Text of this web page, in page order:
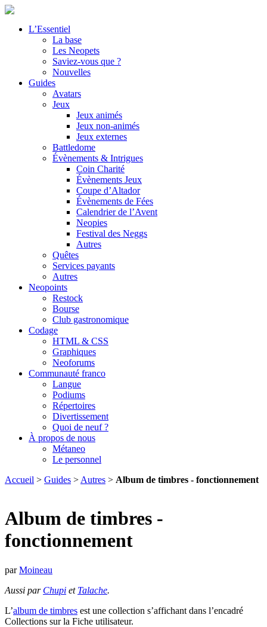
L’Essentiel
La base
Les Neopets
Saviez-vous que ?
Nouvelles
Guides
Avatars
Jeux
Jeux animés
Jeux non-animés
Jeux externes
Battledome
Évènements & Intrigues
Coin Charité
Évènements Jeux
Coupe d’Altador
Évènements de Fées
Calendrier de l’Avent
Neopies
Festival des Neggs
Autres
Quêtes
Services payants
Autres
Neopoints
Restock
Bourse
Club gastronomique
Codage
HTML & CSS
Graphiques
Neoforums
Communauté franco
Langue
Podiums
Répertoires
Divertissement
Quoi de neuf ?
À propos de nous
Métaneo
Le personnel
Accueil > Guides > Autres > Album de timbres - fonctionnement
Album de timbres -
fonctionnement
parMoineau
Aussi par Chupi et Talache.
L’album de timbres est une collection s’affichant dans l’encadré
Collections sur la Fiche utilisateur.